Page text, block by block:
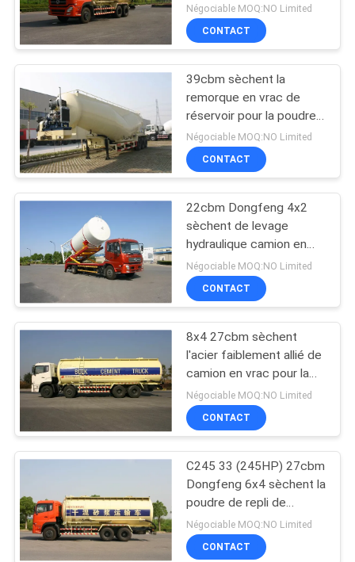
CONTACTEZ-
NOUS
NOUVELLES
DEMANDEZ
UNE
CITATION
PLAN
DU
SITE
POLITIQUE
DE
CONFIDENTIALITÉ
d'inspection de pont
Équipement
d'inspection de pont
34
Équipement
d'Access de pont
14
sous le véhicule
d'inspection de pont
13
camion de réservoir en
vrac de ciment
Négociable MOQ:NO Limited
CONTACT
39cbm sèchent la
remorque en vrac de
réservoir pour la poudre
de talc, la livraison de
charbon de ciment
Négociable MOQ:NO Limited
CONTACT
22cbm Dongfeng 4x2
sèchent de levage
hydraulique camion en
vrac
Négociable MOQ:NO Limited
CONTACT
8x4 27cbm sèchent
l'acier faiblement allié de
camion en vrac pour la
farine, transport en vrac
de ciment
Négociable MOQ:NO Limited
CONTACT
C245 33 (245HP) 27cbm
Dongfeng 6x4 sèchent la
poudre de repli de
ciment en vrac de
stockage
Négociable MOQ:NO Limited
CONTACT